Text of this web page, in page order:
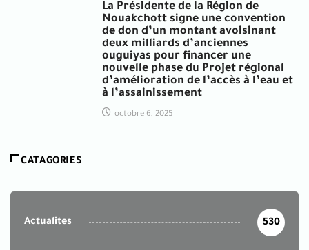
La Présidente de la Région de
Nouakchott signe une convention
de don d’un montant avoisinant
deux milliards d’anciennes
ouguiyas pour financer une
nouvelle phase du Projet régional
d’amélioration de l’accès à l’eau et
à l’assainissement
octobre 6, 2025
CATAGORIES
Actualites 530